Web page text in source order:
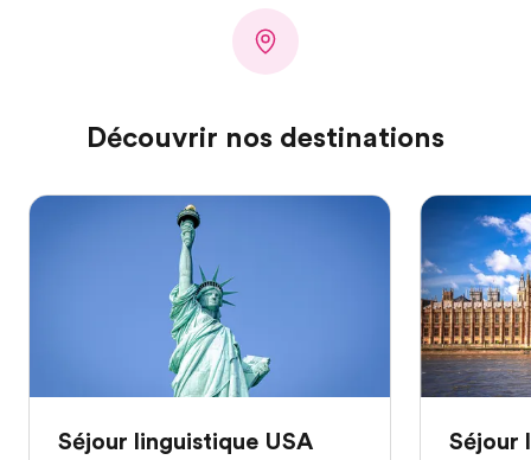
Découvrir nos destinations
Séjour linguistique USA
Séjour